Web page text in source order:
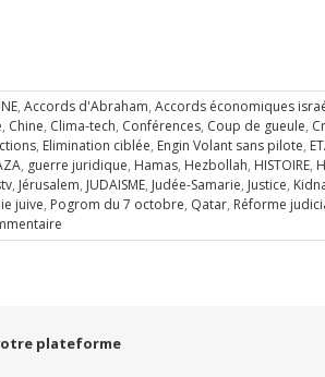
, Accords d'Abraham, Accords économiques
, Chine, Clima-tech, Conférences, Coup de gueule,
, Elimination ciblée, Engin Volant sans pilote,
, guerre juridique, Hamas, Hezbollah, HISTOIRE,
, Jérusalem, JUDAISME, Judée-Samarie, Justice,
juive, Pogrom du 7 octobre, Qatar, Réforme
plateforme